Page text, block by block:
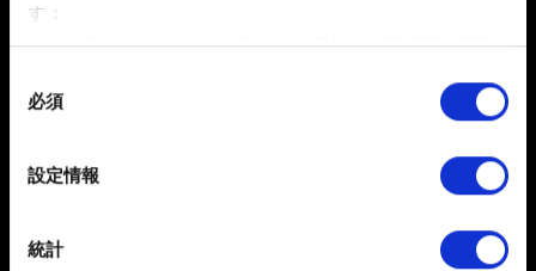
す：
数メートル以内の誤差の地理的な位置情報を収集
特定の特性（フィンガープリント）を積極的にス
詳細セクション
で個人データの処理方法と設定を行って
ください。「Cookie宣言」からいつでも同意を変更また
必須
設定情報
統計
提案